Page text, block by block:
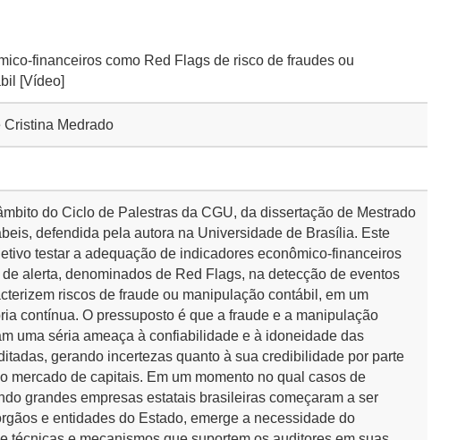
financeiros como Red Flags de risco de fraudes ou
[Vídeo]
Cristina Medrado
do Ciclo de Palestras da CGU, da dissertação de Mestrado
defendida pela autora na Universidade de Brasília. Este
testar a adequação de indicadores econômico-financeiros
alerta, denominados de Red Flags, na detecção de eventos
riscos de fraude ou manipulação contábil, em um
contínua. O pressuposto é que a fraude e a manipulação
uma séria ameaça à confiabilidade e à idoneidade das
gerando incertezas quanto à sua credibilidade por parte
mercado de capitais. Em um momento no qual casos de
grandes empresas estatais brasileiras começaram a ser
e entidades do Estado, emerge a necessidade do